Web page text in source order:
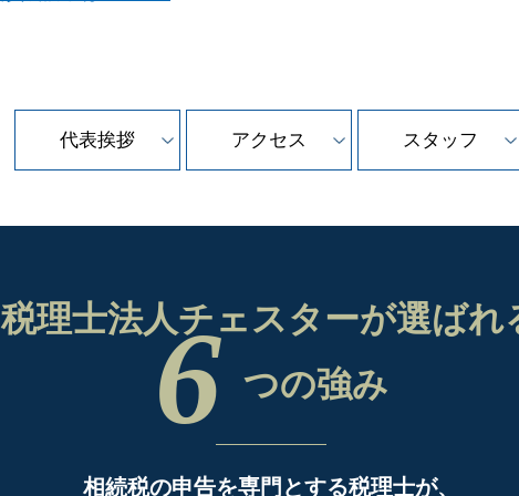
代表挨拶 アクセス スタッフ
税理士法人チェスターが選ばれ
6 つの強み
相続税の申告を専門とする税理士が、